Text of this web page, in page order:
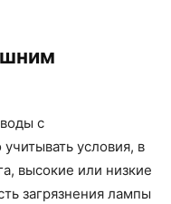
с
условия, в
высокие или низкие
загрязнения лампы